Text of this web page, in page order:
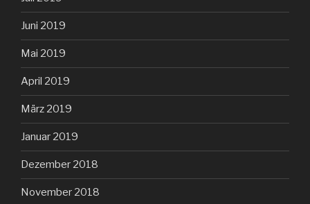
Juni 2019
Mai 2019
April 2019
März 2019
Januar 2019
Dezember 2018
November 2018